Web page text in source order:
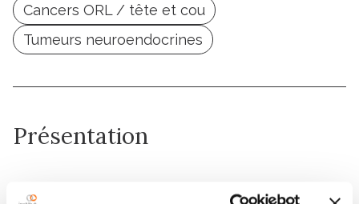
Cancers ORL / tête et cou
Tumeurs neuroendocrines
Présentation
Nathalie Badois est une chirurgienne, spécialisée dans